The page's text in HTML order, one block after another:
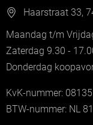
Haarstraat 33,
Maandag t/m
Zaterdag 9.30 -
Donderdag
KvK-nummer:
BTW-nummer: NL